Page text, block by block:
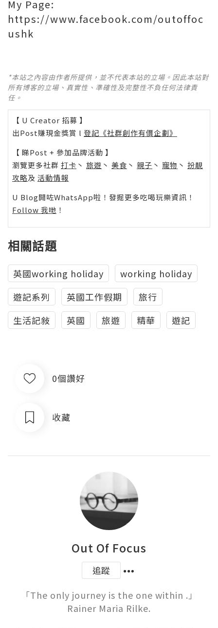
My Page:
https://www.facebook.com/outoffoc
ushk
*本站之內容由作者所提供，並不代表本站的立場。因此本站對
所有博客的立場、真實性、準確性及完整性不負任何法律責
任。
【 U Creator 招募 】
出Post賺現金獎賞 l 登記《社群創作有價企劃》
【 睇Post + 參加品牌活動 】
瀏覽更多社群 打卡 丶 旅遊 丶 美食 丶 親子 丶 寵物 丶 扮靚
攻略及 活動情報
U Blog開咗WhatsApp啦！發掘更多吃喝玩樂資訊！
Follow 我哋 ！
相關話題
英國working holiday
working holiday
遊記系列
英國工作假期
旅行
生活記敍
英國 旅遊 精華 遊記
0個讚好
收藏
Out Of Focus
追蹤
「The only journey is the one within .」
Rainer Maria Rilke.